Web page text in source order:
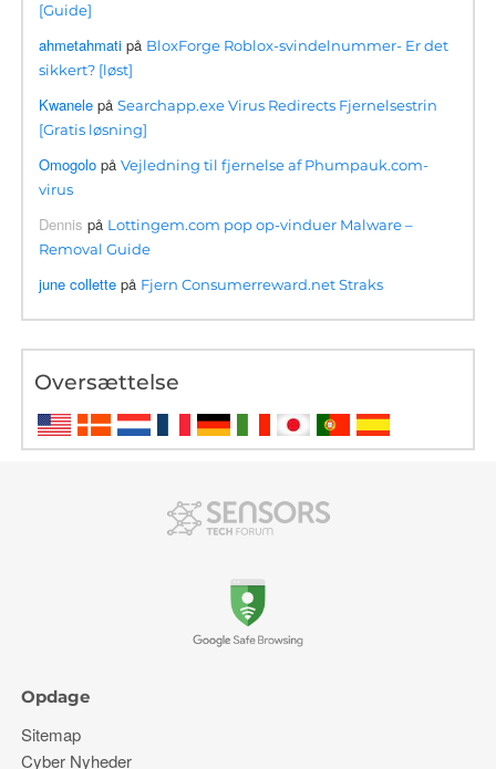
[Guide]
ahmetahmati på BloxForge Roblox-svindelnummer- Er det
sikkert? [løst]
Kwanele påSearchapp.exe Virus Redirects Fjernelsestrin
[Gratis løsning]
Omogolo påVejledning til fjernelse af Phumpauk.com-
virus
Dennis på Lottingem.com pop op-vinduer Malware –
Removal Guide
june collette på Fjern Consumerreward.net Straks
Oversættelse
Opdage
Sitemap
Cyber ​​Nyheder